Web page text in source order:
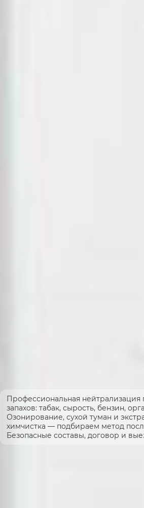
Профессиональная нейтрализация
запахов: табак, сырость, бензин,
Озонирование, сухой туман и
химчистка — подбираем метод
Безопасные составы, договор и